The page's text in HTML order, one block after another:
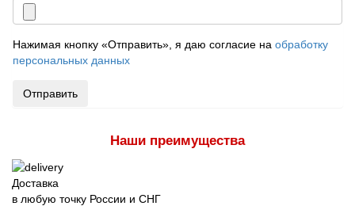
Нажимая кнопку «Отправить», я даю согласие на обработку
персональных данных
Отправить
Наши преимущества
Доставка
в любую точку России и СНГ